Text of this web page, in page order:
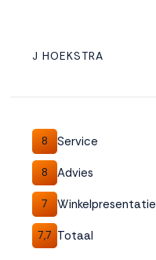
J HOEKSTRA
8 Service
8 Advies
7 Winkelpresentatie
7,7 Totaal